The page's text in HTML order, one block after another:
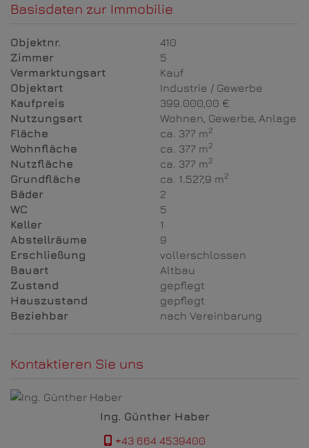
Basisdaten zur Immobilie
Objektnr.
410
Zimmer
5
Vermarktungsart
Kauf
Objektart
Industrie / Gewerbe
Kaufpreis
399.000,00 €
Nutzungsart
Wohnen Gewerbe Anlage
Fläche
ca. 377 m2
Wohnfläche ca. 377 m2
Nutzfläche ca. 377 m2
Grundfläche ca. 1.527,9 m2
Bäder
2
WC
5
Keller
1
Abstellräume
9
Erschließung
vollerschlossen
Bauart
Altbau
Zustand
gepflegt
Hauszustand
gepflegt
Beziehbar
nach Vereinbarung
Kontaktieren Sie uns
Ing. Günther Haber
+43 664 4539400